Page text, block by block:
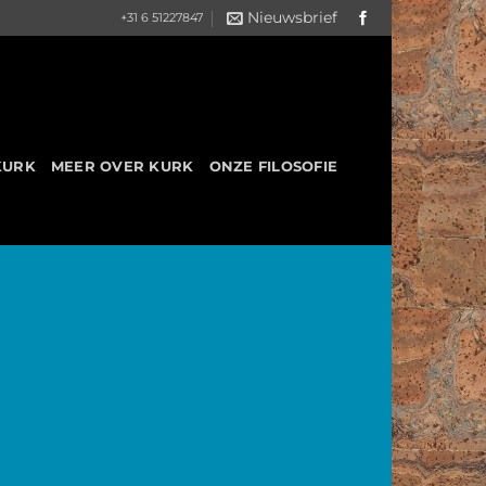
+31 6 51227847 Nieuwsbrief
MEER OVER KURK ONZE FILOSOFIE